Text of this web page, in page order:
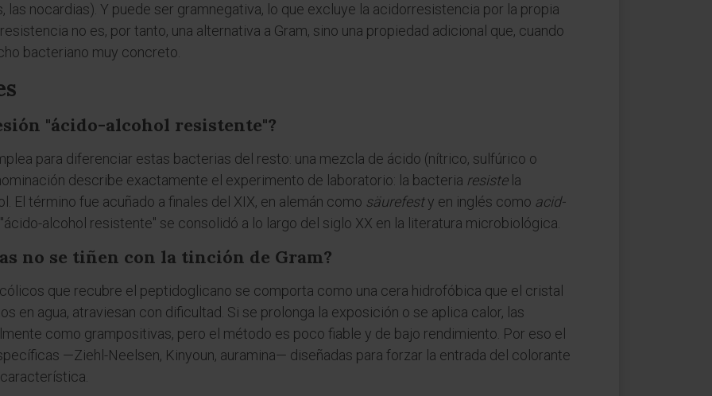
nocardias). Y puede ser gramnegativa, lo que excluye la acidorresistencia por la propia
no es, por tanto, una alternativa a Gram, sino una propiedad adicional que, cuando
bacteriano muy concreto.
"ácido-alcohol resistente"?
para diferenciar estas bacterias del resto: una mezcla de ácido (nítrico, sulfúrico o
describe exactamente el experimento de laboratorio: la bacteria resistela
El término fue acuñado a finales del XIX, en alemán como säurefesty en inglés como acid-
alcohol resistente" se consolidó a lo largo del siglo XX en la literatura microbiológica.
no se tiñen con la tinción de Gram?
que recubre el peptidoglicano se comporta como una cera hidrofóbica que el cristal
en agua, atraviesan con dificultad. Si se prolonga la exposición o se aplica calor, las
como grampositivas, pero el método es poco fiable y de bajo rendimiento. Por eso el
—Ziehl-Neelsen, Kinyoun, auramina— diseñadas para forzar la entrada del colorante